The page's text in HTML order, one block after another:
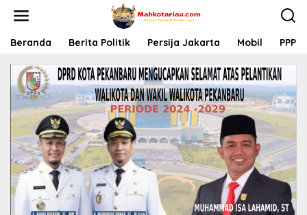
Beranda Berita Politik Persija Jakarta Mobil PPP